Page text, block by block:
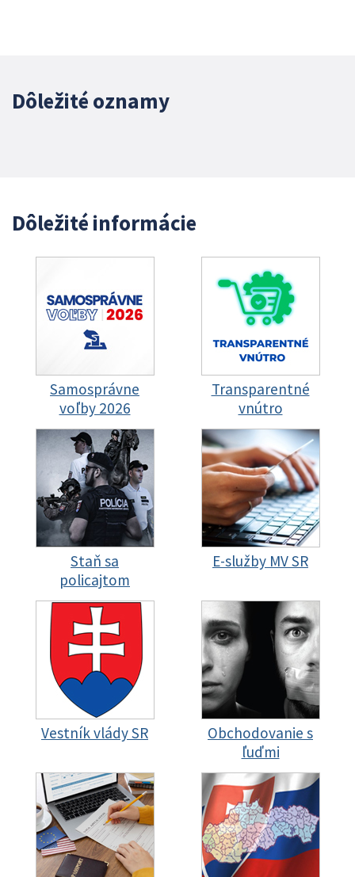
Dôležité oznamy
Dôležité informácie
Samosprávne
voľby 2026
Transparentné
vnútro
Staň sa
policajtom
E-služby MV SR
Vestník vlády SR
Obchodovanie s
ľuďmi